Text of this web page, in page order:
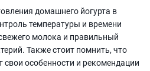
домашнего йогурта в
температуры и времени
молока и правильный
Также стоит помнить, что
особенности и рекомендации